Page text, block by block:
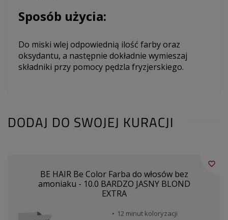
Sposób użycia:
Do miski wlej odpowiednią ilość farby oraz
oksydantu, a następnie dokładnie wymieszaj
składniki przy pomocy pędzla fryzjerskiego.
DODAJ DO SWOJEJ KURACJI
BE HAIR Be Color Farba do włosów bez
amoniaku - 10.0 BARDZO JASNY BLOND
EXTRA
12 minut koloryzacji
favorite_border